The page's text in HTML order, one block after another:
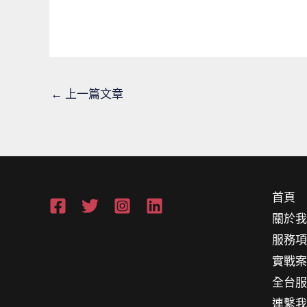
← 上一篇文章
首頁
關於
服務
實戰
全台
連繫